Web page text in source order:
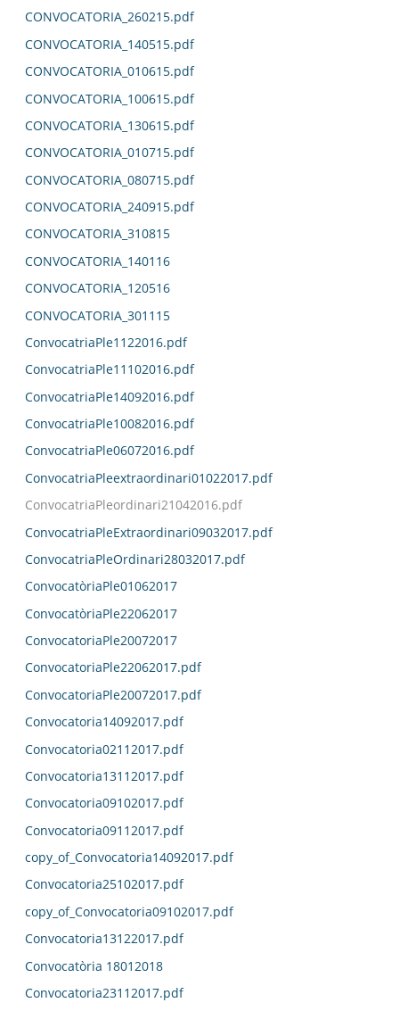
CONVOCATORIA_260215.pdf
CONVOCATORIA_140515.pdf
CONVOCATORIA_010615.pdf
CONVOCATORIA_100615.pdf
CONVOCATORIA_130615.pdf
CONVOCATORIA_010715.pdf
CONVOCATORIA_080715.pdf
CONVOCATORIA_240915.pdf
CONVOCATORIA_310815
CONVOCATORIA_140116
CONVOCATORIA_120516
CONVOCATORIA_301115
ConvocatriaPle1122016.pdf
ConvocatriaPle11102016.pdf
ConvocatriaPle14092016.pdf
ConvocatriaPle10082016.pdf
ConvocatriaPle06072016.pdf
ConvocatriaPleextraordinari01022017.pdf
ConvocatriaPleordinari21042016.pdf
ConvocatriaPleExtraordinari09032017.pdf
ConvocatriaPleOrdinari28032017.pdf
ConvocatòriaPle01062017
ConvocatòriaPle22062017
ConvocatoriaPle20072017
ConvocatoriaPle22062017.pdf
ConvocatoriaPle20072017.pdf
Convocatoria14092017.pdf
Convocatoria02112017.pdf
Convocatoria13112017.pdf
Convocatoria09102017.pdf
Convocatoria09112017.pdf
copy_of_Convocatoria14092017.pdf
Convocatoria25102017.pdf
copy_of_Convocatoria09102017.pdf
Convocatoria13122017.pdf
Convocatòria 18012018
Convocatoria23112017.pdf